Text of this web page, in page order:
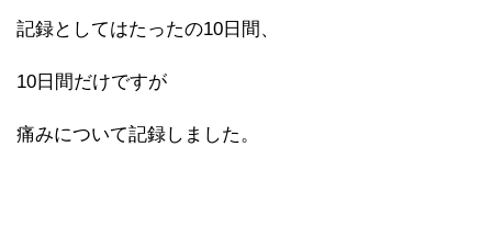
記録としてはたったの10日間、
10日間だけですが
痛みについて記録しました。